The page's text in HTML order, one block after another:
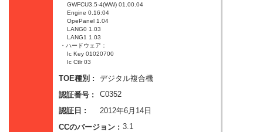
GWFCU3.5-4(WW) 01.00.04
Engine 0.16:04
OpePanel 1.04
LANG0 1.03
LANG1 1.03
・ハードウェア：
Ic Key 01020700
Ic Ctlr 03
TOE種別 :
デジタル複合機
認証番号 :
C0352
認証日 :
2012年6月14日
CCのバージョン : 3.1